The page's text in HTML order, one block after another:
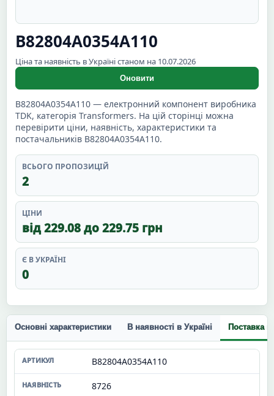
B82804A0354A110
Ціна та наявність в Україні станом на 10.07.2026
Оновити
B82804A0354A110 — електронний компонент виробника
TDK, категорія Transformers. На цій сторінці можна
перевірити ціни, наявність, характеристики та
постачальників B82804A0354A110.
ВСЬОГО ПРОПОЗИЦІЙ
2
ЦІНИ
від 229.08 до 229.75 грн
Є В УКРАЇНІ
0
Основні характеристики В наявності в Україні Поставка
B82804A0354A110
8726